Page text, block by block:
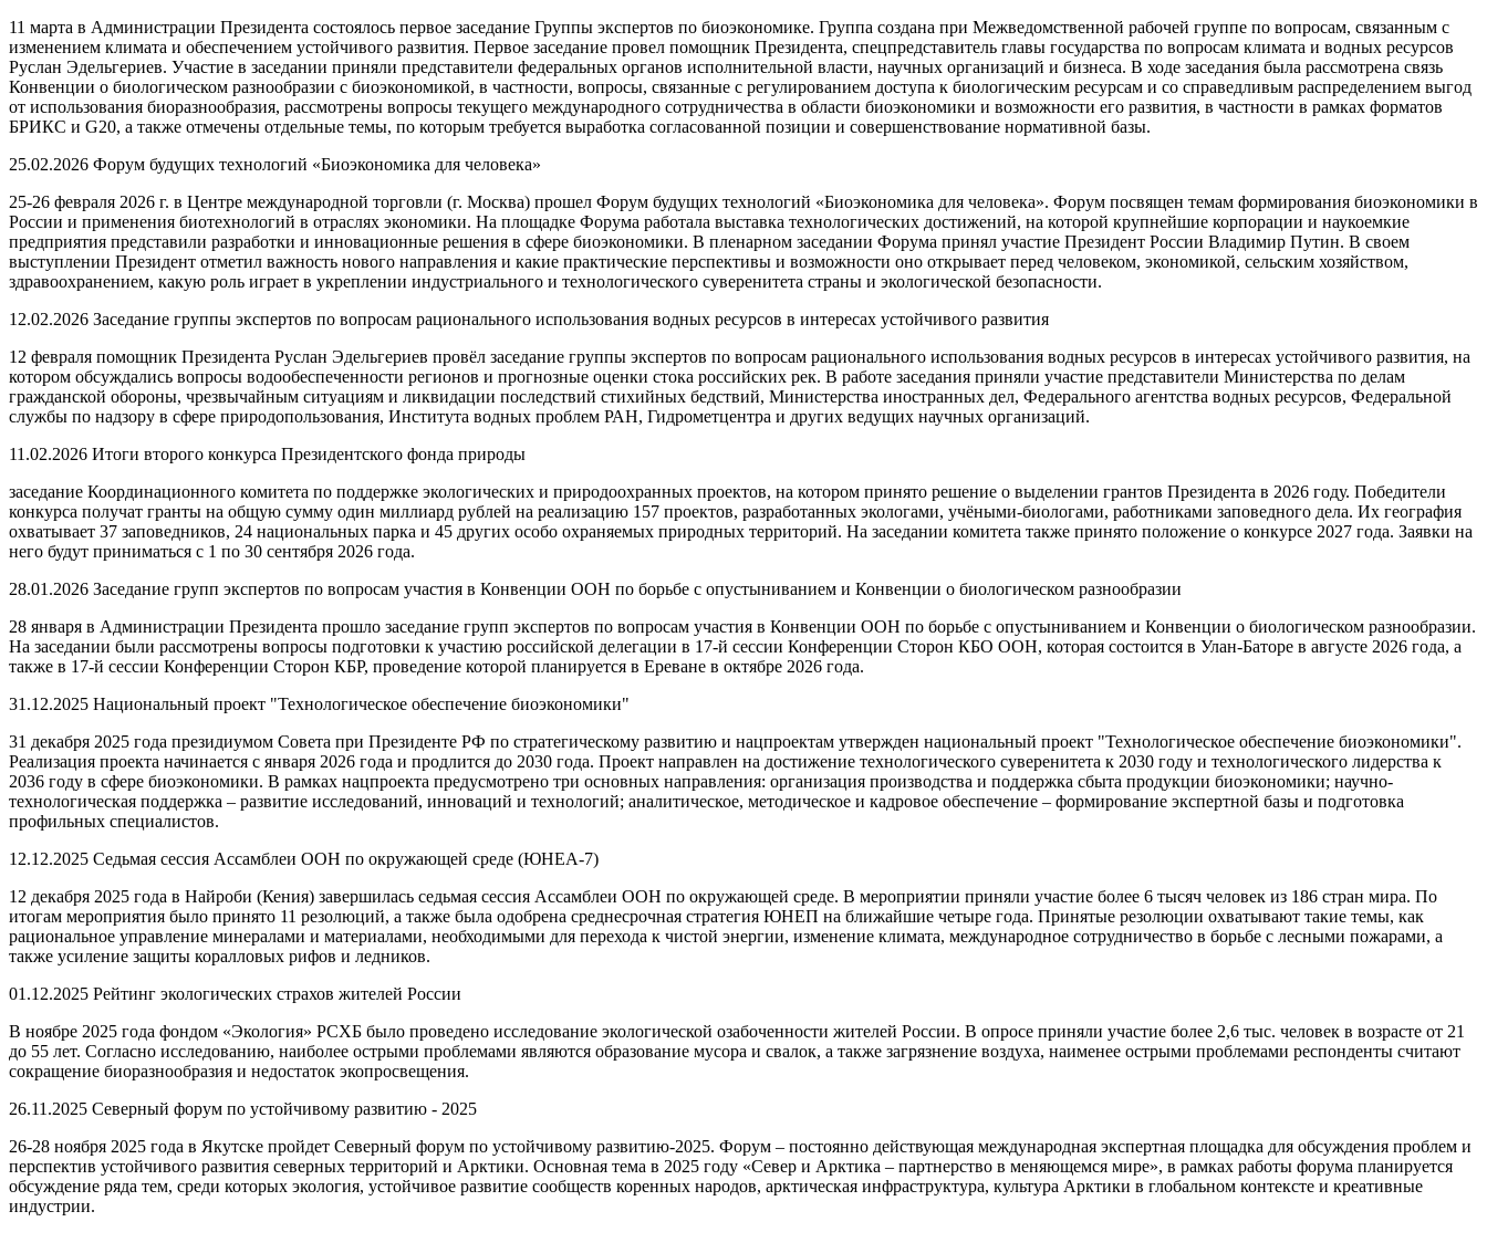
11 марта в Администрации Президента состоялось первое заседание Группы экспертов по биоэкономике. Группа создана при Межведомственной рабочей группе по вопросам, связанным с
изменением климата и обеспечением устойчивого развития. Первое заседание провел помощник Президента, спецпредставитель главы государства по вопросам климата и водных ресурсов
Руслан Эдельгериев. Участие в заседании приняли представители федеральных органов исполнительной власти, научных организаций и бизнеса. В ходе заседания была рассмотрена связь
Конвенции о биологическом разнообразии с биоэкономикой, в частности, вопросы, связанные с регулированием доступа к биологическим ресурсам и со справедливым распределением выгод
от использования биоразнообразия, рассмотрены вопросы текущего международного сотрудничества в области биоэкономики и возможности его развития, в частности в рамках форматов
БРИКС и G20, а также отмечены отдельные темы, по которым требуется выработка согласованной позиции и совершенствование нормативной базы.
25.02.2026 Форум будущих технологий «Биоэкономика для человека»
25-26 февраля 2026 г. в Центре международной торговли (г. Москва) прошел Форум будущих технологий «Биоэкономика для человека». Форум посвящен темам формирования биоэкономики в
России и применения биотехнологий в отраслях экономики. На площадке Форума работала выставка технологических достижений, на которой крупнейшие корпорации и наукоемкие
предприятия представили разработки и инновационные решения в сфере биоэкономики. В пленарном заседании Форума принял участие Президент России Владимир Путин. В своем
выступлении Президент отметил важность нового направления и какие практические перспективы и возможности оно открывает перед человеком, экономикой, сельским хозяйством,
здравоохранением, какую роль играет в укреплении индустриального и технологического суверенитета страны и экологической безопасности.
12.02.2026 Заседание группы экспертов по вопросам рационального использования водных ресурсов в интересах устойчивого развития
12 февраля помощник Президента Руслан Эдельгериев провёл заседание группы экспертов по вопросам рационального использования водных ресурсов в интересах устойчивого развития, на
котором обсуждались вопросы водообеспеченности регионов и прогнозные оценки стока российских рек. В работе заседания приняли участие представители Министерства по делам
гражданской обороны, чрезвычайным ситуациям и ликвидации последствий стихийных бедствий, Министерства иностранных дел, Федерального агентства водных ресурсов, Федеральной
службы по надзору в сфере природопользования, Института водных проблем РАН, Гидрометцентра и других ведущих научных организаций.
11.02.2026 Итоги второго конкурса Президентского фонда природы
заседание Координационного комитета по поддержке экологических и природоохранных проектов, на котором принято решение о выделении грантов Президента в 2026 году. Победители
конкурса получат гранты на общую сумму один миллиард рублей на реализацию 157 проектов, разработанных экологами, учёными-биологами, работниками заповедного дела. Их география
охватывает 37 заповедников, 24 национальных парка и 45 других особо охраняемых природных территорий. На заседании комитета также принято положение о конкурсе 2027 года. Заявки на
него будут приниматься с 1 по 30 сентября 2026 года.
28.01.2026 Заседание групп экспертов по вопросам участия в Конвенции ООН по борьбе с опустыниванием и Конвенции о биологическом разнообразии
28 января в Администрации Президента прошло заседание групп экспертов по вопросам участия в Конвенции ООН по борьбе с опустыниванием и Конвенции о биологическом разнообразии.
На заседании были рассмотрены вопросы подготовки к участию российской делегации в 17-й сессии Конференции Сторон КБО ООН, которая состоится в Улан-Баторе в августе 2026 года, а
также в 17-й сессии Конференции Сторон КБР, проведение которой планируется в Ереване в октябре 2026 года.
31.12.2025 Национальный проект "Технологическое обеспечение биоэкономики"
31 декабря 2025 года президиумом Совета при Президенте РФ по стратегическому развитию и нацпроектам утвержден национальный проект "Технологическое обеспечение биоэкономики".
Реализация проекта начинается с января 2026 года и продлится до 2030 года. Проект направлен на достижение технологического суверенитета к 2030 году и технологического лидерства к
2036 году в сфере биоэкономики. В рамках нацпроекта предусмотрено три основных направления: организация производства и поддержка сбыта продукции биоэкономики; научно-
технологическая поддержка – развитие исследований, инноваций и технологий; аналитическое, методическое и кадровое обеспечение – формирование экспертной базы и подготовка
профильных специалистов.
12.12.2025 Седьмая сессия Ассамблеи ООН по окружающей среде (ЮНЕА-7)
12 декабря 2025 года в Найроби (Кения) завершилась седьмая сессия Ассамблеи ООН по окружающей среде. В мероприятии приняли участие более 6 тысяч человек из 186 стран мира. По
итогам мероприятия было принято 11 резолюций, а также была одобрена среднесрочная стратегия ЮНЕП на ближайшие четыре года. Принятые резолюции охватывают такие темы, как
рациональное управление минералами и материалами, необходимыми для перехода к чистой энергии, изменение климата, международное сотрудничество в борьбе с лесными пожарами, а
также усиление защиты коралловых рифов и ледников.
01.12.2025 Рейтинг экологических страхов жителей России
В ноябре 2025 года фондом «Экология» РСХБ было проведено исследование экологической озабоченности жителей России. В опросе приняли участие более 2,6 тыс. человек в возрасте от 21
до 55 лет. Согласно исследованию, наиболее острыми проблемами являются образование мусора и свалок, а также загрязнение воздуха, наименее острыми проблемами респонденты считают
сокращение биоразнообразия и недостаток экопросвещения.
26.11.2025 Северный форум по устойчивому развитию - 2025
26-28 ноября 2025 года в Якутске пройдет Северный форум по устойчивому развитию-2025. Форум – постоянно действующая международная экспертная площадка для обсуждения проблем и
перспектив устойчивого развития северных территорий и Арктики. Основная тема в 2025 году «Север и Арктика – партнерство в меняющемся мире», в рамках работы форума планируется
обсуждение ряда тем, среди которых экология, устойчивое развитие сообществ коренных народов, арктическая инфраструктура, культура Арктики в глобальном контексте и креативные
индустрии.